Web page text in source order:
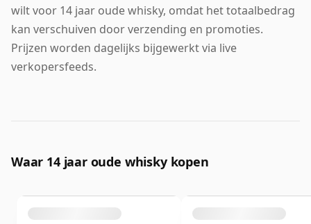
wilt voor 14 jaar oude whisky, omdat het totaalbedrag
kan verschuiven door verzending en promoties.
Prijzen worden dagelijks bijgewerkt via live
verkopersfeeds.
Waar 14 jaar oude whisky kopen